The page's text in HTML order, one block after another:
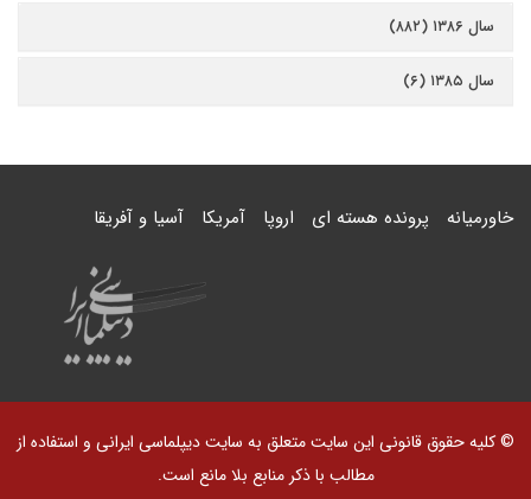
سال ۱۳۸۶ (۸۸۲)
سال ۱۳۸۵ (۶)
خاورمیانه پرونده هسته ای اروپا آمریکا آسیا و آفریقا
© کلیه حقوق قانونی این سایت متعلق به سایت دیپلماسی ایرانی و استفاده از
مطالب با ذکر منابع بلا مانع است.